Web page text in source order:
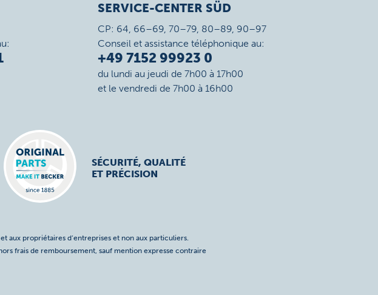
SERVICE-CENTER SÜD
CP: 64, 66–69, 70–79, 80–89, 90–97
Conseil et assistance téléphonique au:
+49 7152 99923 0
du lundi au jeudi de 7h00 à 17h00
et le vendredi de 7h00 à 16h00
SÉCURITÉ, QUALITÉ
ET PRÉCISION
aux propriétaires d’entreprises et non aux particuliers.
frais de remboursement, sauf mention expresse contraire